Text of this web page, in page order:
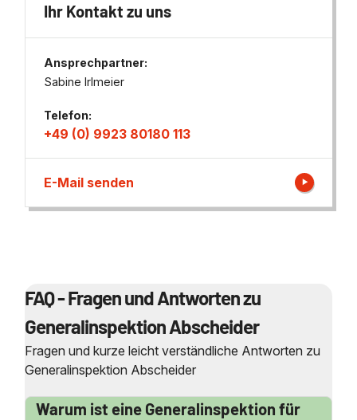
Ihr Kontakt zu uns
Ansprechpartner:
Sabine Irlmeier
Telefon:
+49 (0) 9923 80180 113
E-Mail senden
FAQ - Fragen und Antworten zu
Generalinspektion Abscheider
Fragen und kurze leicht verständliche Antworten zu
Generalinspektion Abscheider
Warum ist eine Generalinspektion für